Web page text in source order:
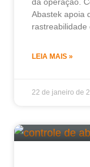
da operação.
Abastek apoia
rastreabilidade
LEIA MAIS »
22 de janeiro de